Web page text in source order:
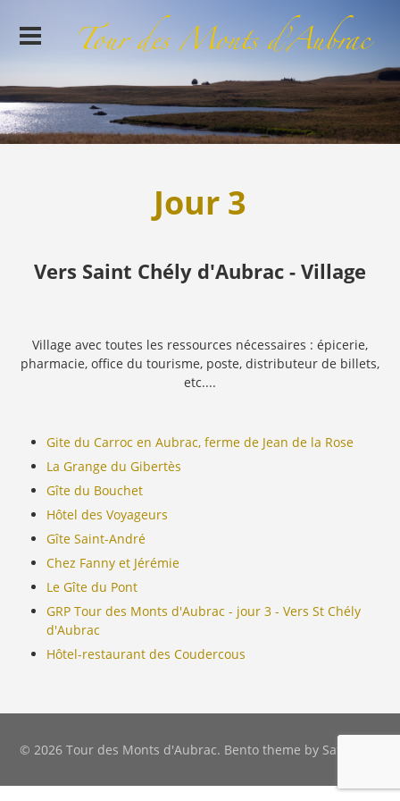
Jour 3
Vers Saint Chély d'Aubrac - Village
Village avec toutes les ressources nécessaires : épicerie,
pharmacie, office du tourisme, poste, distributeur de billets,
etc....
Gite du Carroc en Aubrac, ferme de Jean de la Rose
La Grange du Gibertès
Gîte du Bouchet
Hôtel des Voyageurs
Gîte Saint-André
Chez Fanny et Jérémie
Le Gîte du Pont
GRP Tour des Monts d'Aubrac - jour 3 - Vers St Chély
d'Aubrac
Hôtel-restaurant des Coudercous
© 2026 Tour des Monts d'Aubrac. Bento theme by Satori